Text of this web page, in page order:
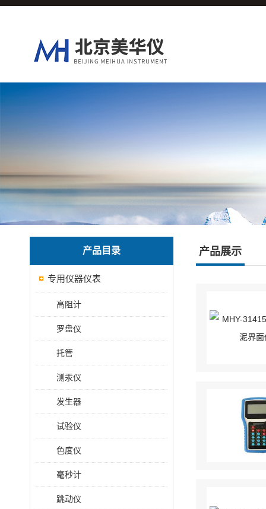
产品目录
专用仪器仪表
高阻计
罗盘仪
托管
测汞仪
发生器
试验仪
色度仪
毫秒计
跳动仪
产品展示